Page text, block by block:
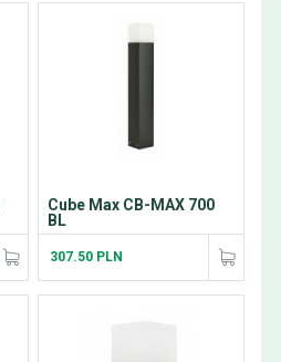
Cube Max CB-MAX 700
BL
307.50 PLN